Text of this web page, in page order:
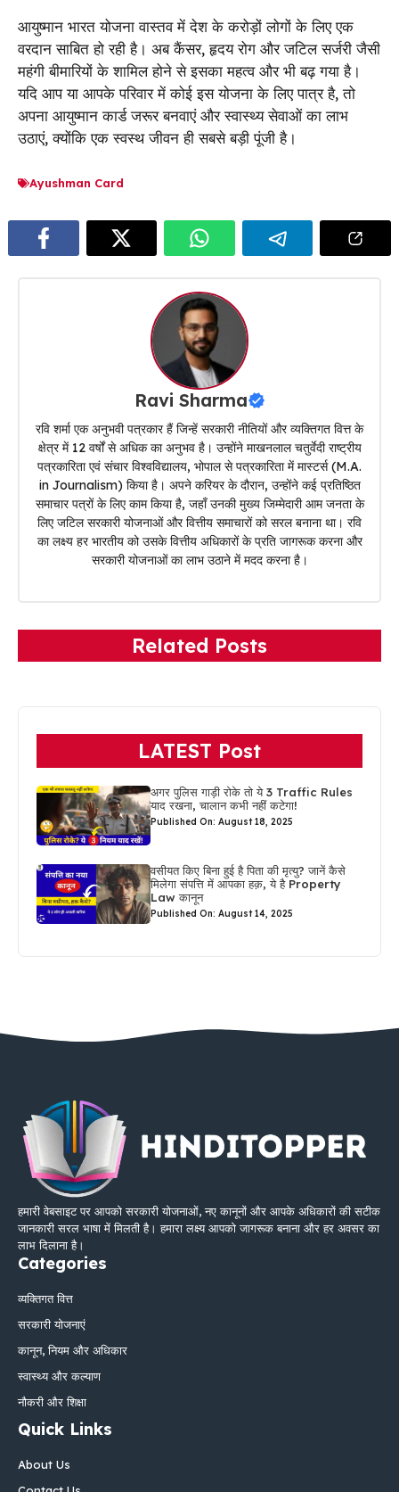
आयुष्मान भारत योजना वास्तव में देश के करोड़ों लोगों के लिए एक
वरदान साबित हो रही है। अब कैंसर, हृदय रोग और जटिल सर्जरी जैसी
महंगी बीमारियों के शामिल होने से इसका महत्व और भी बढ़ गया है।
यदि आप या आपके परिवार में कोई इस योजना के लिए पात्र है, तो
अपना आयुष्मान कार्ड जरूर बनवाएं और स्वास्थ्य सेवाओं का लाभ
उठाएं, क्योंकि एक स्वस्थ जीवन ही सबसे बड़ी पूंजी है।
Ayushman Card
Ravi Sharma
रवि शर्मा एक अनुभवी पत्रकार हैं जिन्हें सरकारी नीतियों और व्यक्तिगत वित्त के
क्षेत्र में 12 वर्षों से अधिक का अनुभव है। उन्होंने माखनलाल चतुर्वेदी राष्ट्रीय
पत्रकारिता एवं संचार विश्वविद्यालय, भोपाल से पत्रकारिता में मास्टर्स (M.A.
in Journalism) किया है। अपने करियर के दौरान, उन्होंने कई प्रतिष्ठित
समाचार पत्रों के लिए काम किया है, जहाँ उनकी मुख्य जिम्मेदारी आम जनता के
लिए जटिल सरकारी योजनाओं और वित्तीय समाचारों को सरल बनाना था। रवि
का लक्ष्य हर भारतीय को उसके वित्तीय अधिकारों के प्रति जागरूक करना और
सरकारी योजनाओं का लाभ उठाने में मदद करना है।
Related Posts
LATEST Post
अगर पुलिस गाड़ी रोके तो ये 3 Traffic Rules
याद रखना, चालान कभी नहीं कटेगा!
Published On: August 18, 2025
वसीयत किए बिना हुई है पिता की मृत्यु? जानें कैसे
मिलेगा संपत्ति में आपका हक़, ये है Property
Law कानून
Published On: August 14, 2025
हमारी वेबसाइट पर आपको सरकारी योजनाओं, नए कानूनों और आपके अधिकारों की सटीक
जानकारी सरल भाषा में मिलती है। हमारा लक्ष्य आपको जागरूक बनाना और हर अवसर का
लाभ दिलाना है।
Categories
व्यक्तिगत वित्त
सरकारी योजनाएं
कानून, नियम और अधिकार
स्वास्थ्य और कल्याण
नौकरी और शिक्षा
Quick Links
About Us